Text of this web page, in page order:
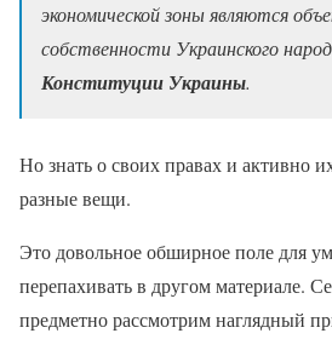
экономической зоны являются
собственности Украинского
Конституции Украины.
Но знать о своих правах и активно
разные вещи.
Это довольное обширное поле для
перепахивать в другом материале.
предметно рассмотрим наглядный